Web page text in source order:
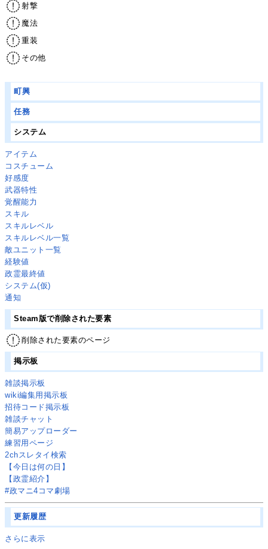
射撃
魔法
重装
その他
町興
任務
システム
アイテム
コスチューム
好感度
武器特性
覚醒能力
スキル
スキルレベル
スキルレベル一覧
敵ユニット一覧
経験値
政霊最終値
システム(仮)
通知
Steam版で削除された要素
削除された要素のページ
掲示板
雑談掲示板
wiki編集用掲示板
招待コード掲示板
雑談チャット
簡易アップローダー
練習用ページ
2chスレタイ検索
【今日は何の日】
【政霊紹介】
#政マニ4コマ劇場
更新履歴
さらに表示